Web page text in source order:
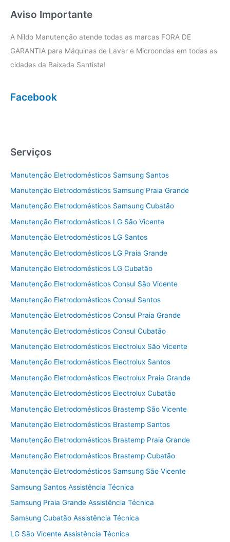
a
m
Aviso Importante
A Nildo Manutenção atende todas as marcas FORA DE
GARANTIA para Máquinas de Lavar e Microondas em todas as
cidades da Baixada Santista!
Facebook
Serviços
Manutenção Eletrodomésticos Samsung Santos
Manutenção Eletrodomésticos Samsung Praia Grande
Manutenção Eletrodomésticos Samsung Cubatão
Manutenção Eletrodomésticos LG São Vicente
Manutenção Eletrodomésticos LG Santos
Manutenção Eletrodomésticos LG Praia Grande
Manutenção Eletrodomésticos LG Cubatão
Manutenção Eletrodomésticos Consul São Vicente
Manutenção Eletrodomésticos Consul Santos
Manutenção Eletrodomésticos Consul Praia Grande
Manutenção Eletrodomésticos Consul Cubatão
Manutenção Eletrodomésticos Electrolux São Vicente
Manutenção Eletrodomésticos Electrolux Santos
Manutenção Eletrodomésticos Electrolux Praia Grande
Manutenção Eletrodomésticos Electrolux Cubatão
Manutenção Eletrodomésticos Brastemp São Vicente
Manutenção Eletrodomésticos Brastemp Santos
Manutenção Eletrodomésticos Brastemp Praia Grande
Manutenção Eletrodomésticos Brastemp Cubatão
Manutenção Eletrodomésticos Samsung São Vicente
Samsung Santos Assistência Técnica
Samsung Praia Grande Assistência Técnica
Samsung Cubatão Assistência Técnica
LG São Vicente Assistência Técnica